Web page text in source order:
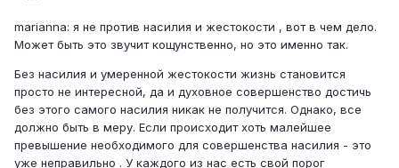
marianna: я не против насилия и жестокости , вот в чем дело.
Может быть это звучит кощунственно, но это именно так.
Без насилия и умеренной жестокости жизнь становится
просто не интересной, да и духовное совершенство достичь
без этого самого насилия никак не получится. Однако, все
должно быть в меру. Если происходит хоть малейшее
превышение необходимого для совершенства насилия - это
уже неправильно . У каждого из нас есть свой порог